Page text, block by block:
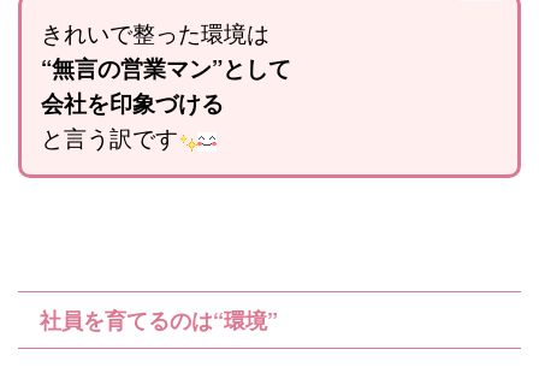
きれいで整った環境は
“無言の営業マン”として
会社を印象づける
と言う訳です
社員を育てるのは“環境”